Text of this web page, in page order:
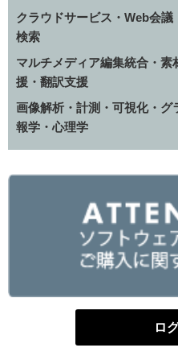
クラウドサービス・Web会
検索
マルチメディア編集統合・
援・翻訳支援
画像解析・計測・可視化・
報学・心理学
ロ